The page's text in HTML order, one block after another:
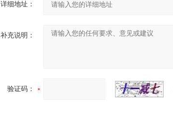
详细地址：
补充说明：
验证码：